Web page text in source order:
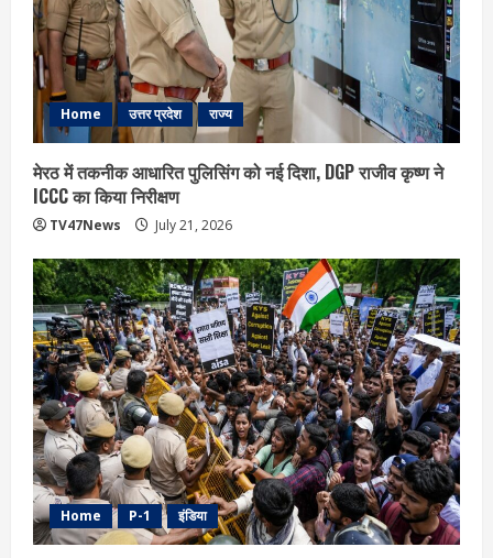
Home उत्तर प्रदेश राज्य
मेरठ में तकनीक आधारित पुलिसिंग को नई दिशा, DGP राजीव कृष्ण ने
ICCC का किया निरीक्षण
TV47News July 21, 2026
Home P-1 इंडिया